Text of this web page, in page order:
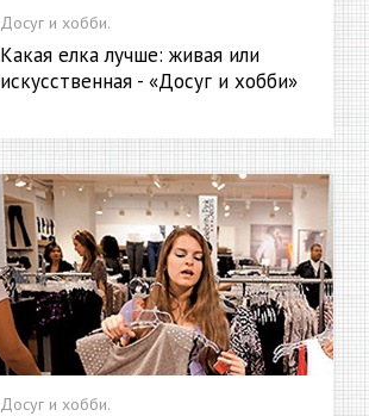
Досуг и хобби.
Какая елка лучше: живая или
искусственная - «Досуг и хобби»
Досуг и хобби.